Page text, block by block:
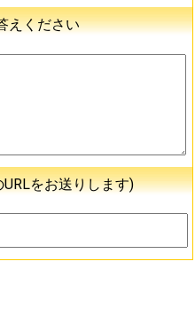
えください
をお送りします)